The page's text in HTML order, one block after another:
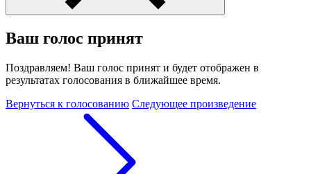
Ваш голос принят
Поздравляем! Ваш голос принят и будет отображен в
результатах голосования в ближайшее время.
Вернуться к голосованию Следующее произведение